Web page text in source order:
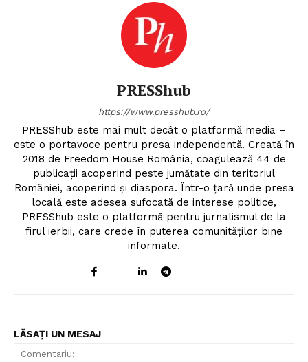
PRESShub
https://www.presshub.ro/
PRESShub este mai mult decât o platformă media –
este o portavoce pentru presa independentă. Creată în
2018 de Freedom House România, coagulează 44 de
publicații acoperind peste jumătate din teritoriul
României, acoperind și diaspora. Într-o țară unde presa
locală este adesea sufocată de interese politice,
PRESShub este o platformă pentru jurnalismul de la
firul ierbii, care crede în puterea comunităților bine
informate.
LĂSAȚI UN MESAJ